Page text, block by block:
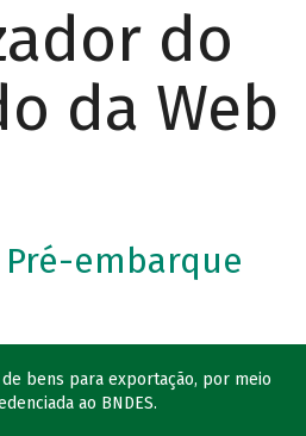
do
da Web
Pré-embarque
bens para exportação, por meio
ao BNDES.